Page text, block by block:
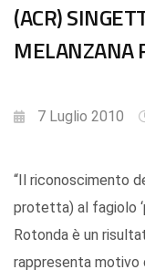
(ACR)
MELANZANA
7 Luglio 2010
“Il riconoscimento
protetta) al fagiolo
Rotonda è un
rappresenta motivo